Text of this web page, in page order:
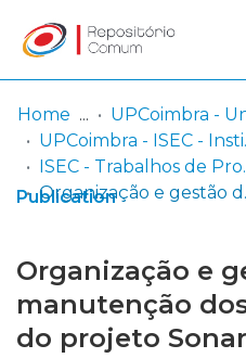
Communities
& Collections
Entities
Statistics
Log
In
(current)
Home
ISEC -
Publication
Organização e
manutenção
do projeto